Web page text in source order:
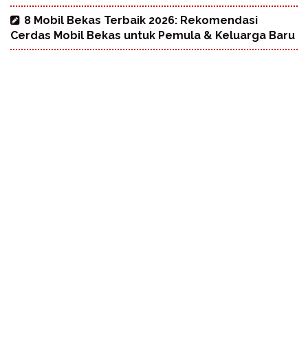
8 Mobil Bekas Terbaik 2026: Rekomendasi
Cerdas Mobil Bekas untuk Pemula & Keluarga Baru